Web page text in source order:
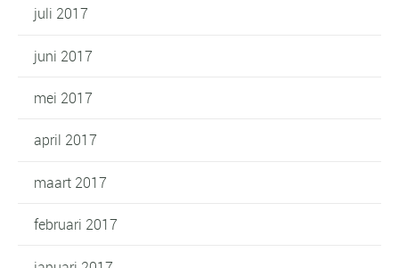
juli 2017
juni 2017
mei 2017
april 2017
maart 2017
februari 2017